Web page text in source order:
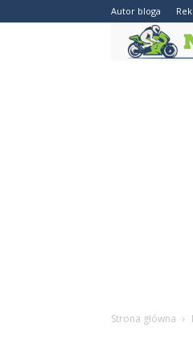
Autor bloga
Strona główna